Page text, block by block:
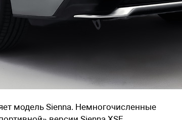
модель Sienna. Немногочисленные